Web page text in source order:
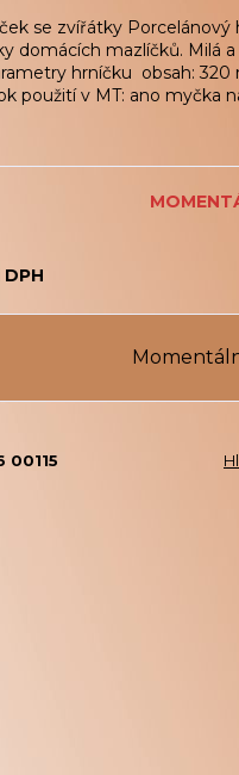
se zvířátky Porcelánový
domácích mazlíčků. Milá
hrníčku obsah:
použití v MT: ano myčka
00115